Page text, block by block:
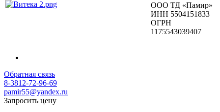
ООО ТД «Памир»
ИНН 5504151833
ОГРН
1175543039407
Обратная связь
8-3812-72-96-69
pamir55@yandex.ru
Запросить цену